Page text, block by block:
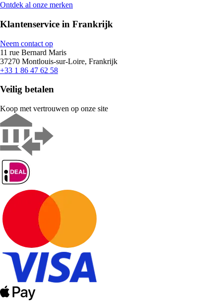
Ontdek al onze merken
Klantenservice in Frankrijk
Neem contact op
11 rue Bernard Maris
37270 Montlouis-sur-Loire, Frankrijk
+33 1 86 47 62 58
Veilig betalen
Koop met vertrouwen op onze site